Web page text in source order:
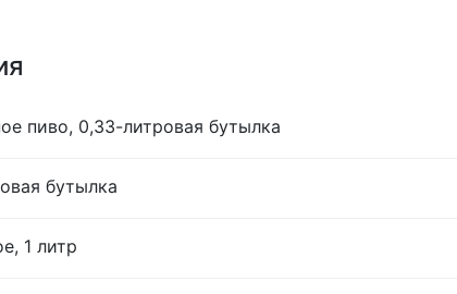
пиво, 0,33-литровая бутылка
бутылка
1 литр